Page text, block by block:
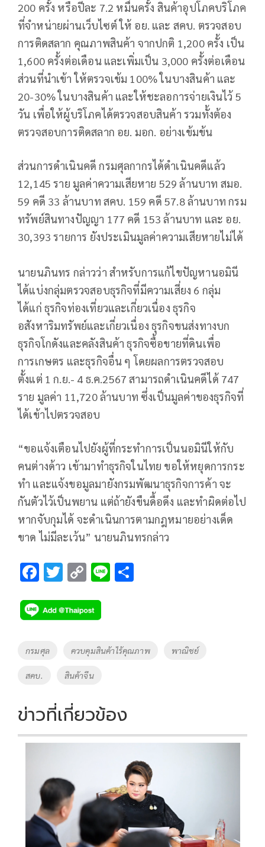
200 ครั้ง หรือปีละ 7.2 หมื่นครั้ง สินค้าอุปโภคบริโภค
ที่จำหน่ายผ่านเว็บไซต์ ให้ อย. และ สคบ. ตรวจสอบ
การติดสลาก คุณภาพสินค้า จากปกติ 1,200 ครั้ง เป็น
1,600 ครั้งต่อเดือน และเพิ่มเป็น 3,000 ครั้งต่อเดือน
ส่วนที่นำเข้า ให้ตรวจเข้ม 100% ในบางสินค้า และ
20-30% ในบางสินค้า และให้ชะลอการจ่ายเงินไว้ 5
วัน เพื่อให้ผู้บริโภคได้ตรวจสอบสินค้า รวมทั้งต้อง
ตรวจสอบการติดสลาก อย. มอก. อย่างเข้มข้น
ส่วนการดำเนินคดี กรมศุลกากรได้ดำเนินคดีแล้ว
12,145 ราย มูลค่าความเสียหาย 529 ล้านบาท สมอ.
59 คดี 33 ล้านบาท สคบ. 159 คดี 57.8 ล้านบาท กรม
ทรัพย์สินทางปัญญา 177 คดี 153 ล้านบาท และ อย.
30,393 รายการ ยังประเมินมูลค่าความเสียหายไม่ได้
นายนภินทร กล่าวว่า สำหรับการแก้ไขปัญหานอมินี
ได้แบ่งกลุ่มตรวจสอบธุรกิจที่มีความเสี่ยง 6 กลุ่ม
ได้แก่ ธุรกิจท่องเที่ยวและเกี่ยวเนื่อง ธุรกิจ
อสังหาริมทรัพย์และเกี่ยวเนื่อง ธุรกิจขนส่งทางบก
ธุรกิจโกดังและคลังสินค้า ธุรกิจซื้อขายที่ดินเพื่อ
การเกษตร และธุรกิจอื่น ๆ โดยผลการตรวจสอบ
ตั้งแต่ 1 ก.ย.- 4 ธ.ค.2567 สามารถดำเนินคดีได้ 747
ราย มูลค่า 11,720 ล้านบาท ซึ่งเป็นมูลค่าของธุรกิจที่
ได้เข้าไปตรวจสอบ
“ขอแจ้งเตือนไปยังผู้ที่กระทำการเป็นนอมินีให้กับ
คนต่างด้าว เข้ามาทำธุรกิจในไทย ขอให้หยุดการกระ
ทำ และแจ้งขอมูลมายังกรมพัฒนาธุรกิจการค้า จะ
กันตัวไว้เป็นพยาน แต่ถ้ายังขืนดื้อดึง และทำผิดต่อไป
หากจับกุมได้ จะดำเนินการตามกฎหมายอย่างเด็ด
ขาด ไม่มีละเว้น” นายนภินทรกล่าว
F
e
b
o
k
T
tt
er
C
p
y
Li
n
k
Li
Tags
กรมศุล ควบคุมสินค้าไร้คุณภาพ พาณิชย์
สคบ. สินค้าจีน
ข่าวที่เกี่ยวข้อง